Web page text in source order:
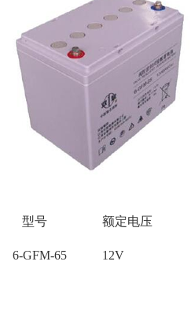
型号 额定电压
6-GFM-65 12V